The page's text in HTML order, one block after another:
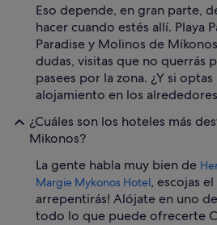
Eso depende, en gran parte,
hacer cuando estés allí. Playa
Paradise y Molinos de
dudas, visitas que no querrás
pasees por la zona. ¿Y si
alojamiento en los
¿Cuáles son los hoteles más
Mikonos?
La gente habla muy bien de
Margie Mykonos Hotel, escojas
arrepentirás! Alójate en uno
todo lo que puede ofrecerte